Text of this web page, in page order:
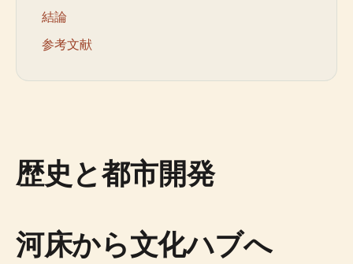
結論
参考文献
歴史と都市開発
河床から文化ハブへ